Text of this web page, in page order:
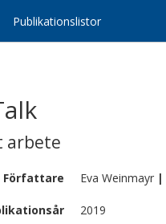
Publikationslistor
arbete
Författare Eva Weinmayr |
2019